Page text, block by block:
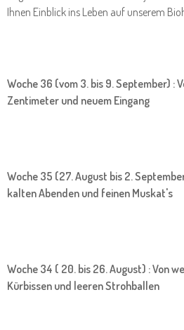
Ihnen Einblick ins Leben auf unserem
Woche 36 (vom 3. bis 9. September) :
Zentimeter und neuem Eingang
Woche 35 (27. August bis 2.
kalten Abenden und feinen Muskat's
Woche 34 ( 20. bis 26. August) : Von
Kürbissen und leeren Strohballen